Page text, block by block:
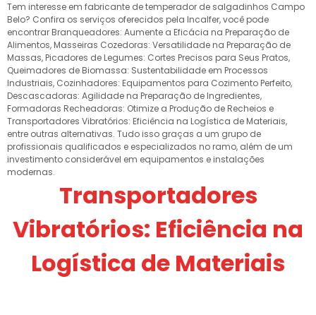
Tem interesse em fabricante de temperador de salgadinhos Campo
Belo? Confira os serviços oferecidos pela Incalfer, você pode
encontrar Branqueadores: Aumente a Eficácia na Preparação de
Alimentos, Masseiras Cozedoras: Versatilidade na Preparação de
Massas, Picadores de Legumes: Cortes Precisos para Seus Pratos,
Queimadores de Biomassa: Sustentabilidade em Processos
Industriais, Cozinhadores: Equipamentos para Cozimento Perfeito,
Descascadoras: Agilidade na Preparação de Ingredientes,
Formadoras Recheadoras: Otimize a Produção de Recheios e
Transportadores Vibratórios: Eficiência na Logística de Materiais,
entre outras alternativas. Tudo isso graças a um grupo de
profissionais qualificados e especializados no ramo, além de um
investimento considerável em equipamentos e instalações
modernas.
Transportadores
Vibratórios: Eficiência na
Logística de Materiais